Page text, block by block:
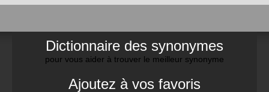
Dictionnaire des synonymes
pour vous aider à trouver le meilleur synonyme
Ajoutez à vos favoris